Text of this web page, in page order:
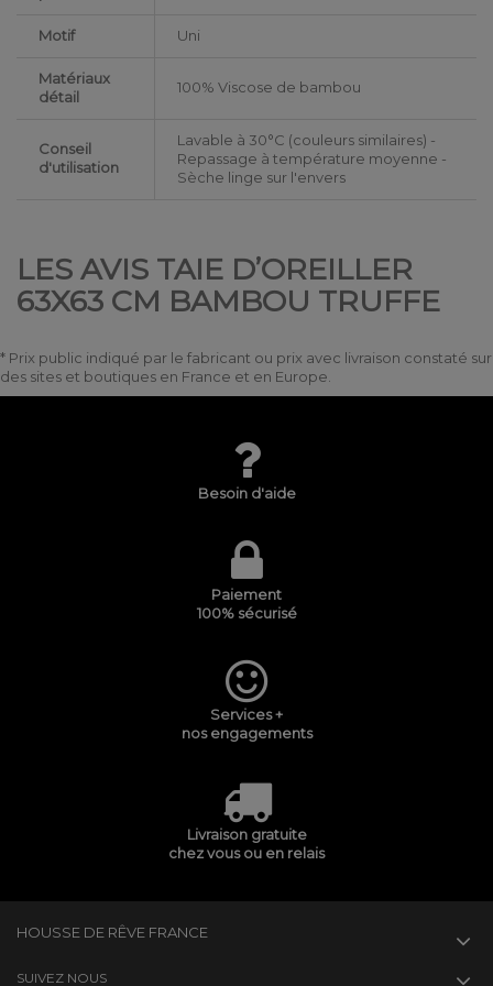
Motif Uni
Matériaux
détail
100% Viscose de bambou
Conseil
d'utilisation
Lavable à 30°C (couleurs similaires) -
Repassage à température moyenne -
Sèche linge sur l'envers
LES AVIS TAIE D’OREILLER
63X63 CM BAMBOU TRUFFE
* Prix public indiqué par le fabricant ou prix avec livraison constaté sur
des sites et boutiques en France et en Europe.
Besoin d'aide
Paiement
100% sécurisé
Services +
nos engagements
Livraison gratuite
chez vous ou en relais
HOUSSE DE RÊVE FRANCE
SUIVEZ NOUS